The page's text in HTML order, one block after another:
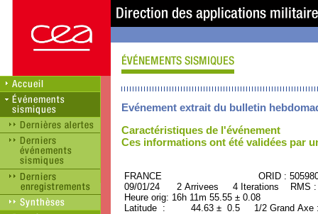
Evénement extrait du bulletin
Caractéristiques de l'événement
Ces informations ont été validées par
FRANCE ORID :
09/01/24 2 Arrivees 4 Iterations RMS
Heure orig: 16h 11m 55.55 ± 0.08
Latitude : 44.63 ± 0.5 1/2 Grand